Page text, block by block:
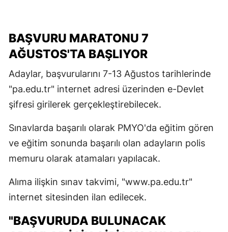
BAŞVURU MARATONU 7
AĞUSTOS'TA BAŞLIYOR
Adaylar, başvurularını 7-13 Ağustos tarihlerinde
"pa.edu.tr" internet adresi üzerinden e-Devlet
şifresi girilerek gerçekleştirebilecek.
Sınavlarda başarılı olarak PMYO'da eğitim gören
ve eğitim sonunda başarılı olan adayların polis
memuru olarak atamaları yapılacak.
Alıma ilişkin sınav takvimi, "www.pa.edu.tr"
internet sitesinden ilan edilecek.
"BAŞVURUDA BULUNACAK